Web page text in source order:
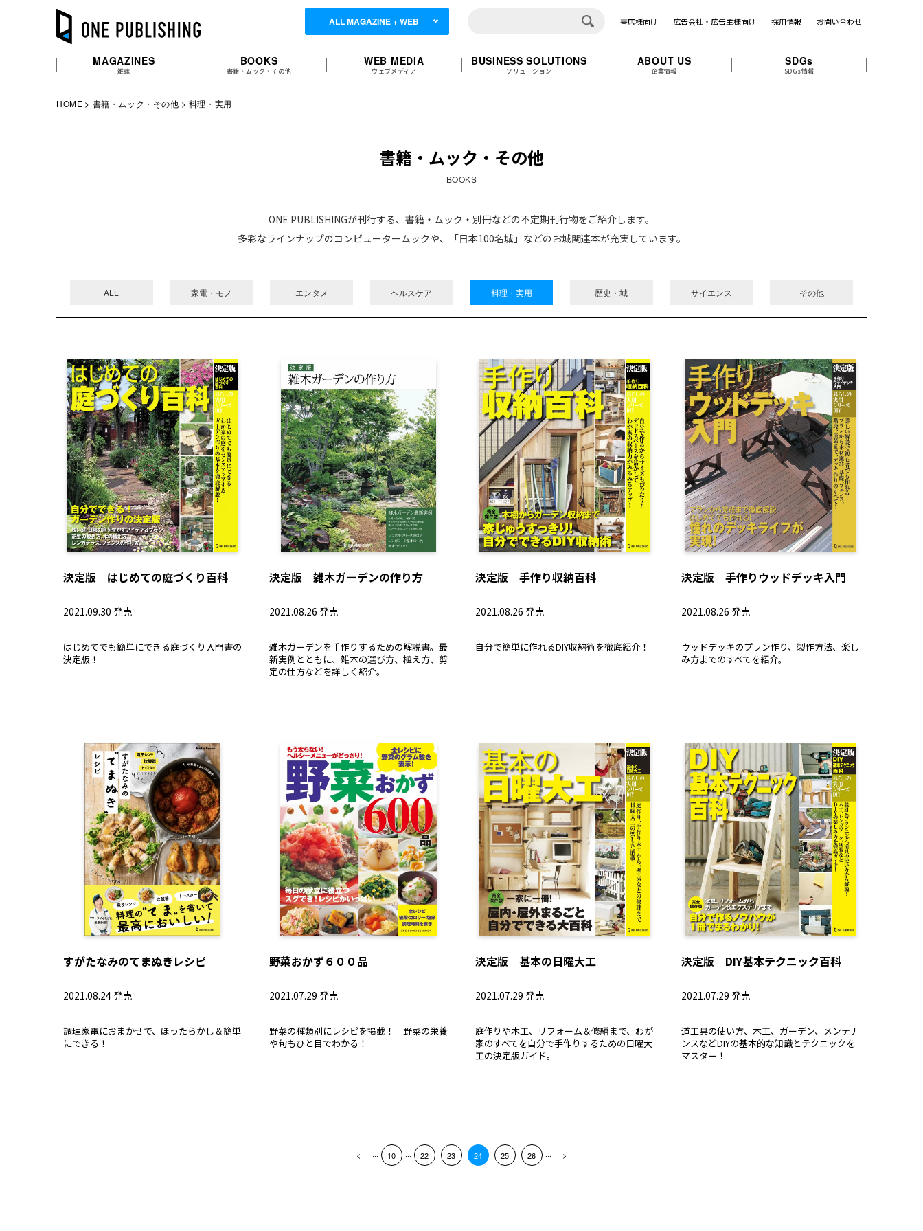
ALL MAGAZINE + WEB 書店様向け 広告会社・広告主様向け 採用情報 お問い合わせ
MAGAZINES
雑誌
BOOKS
書籍・ムック・その他
WEB MEDIA
ウェブメディア
BUSINESS SOLUTIONS
ソリューション
ABOUT US
企業情報
SDGs
SDGs情報
HOME 書籍・ムック・その他 料理・実用
書籍・ムック・その他
BOOKS
ONE PUBLISHINGが刊行する、書籍・ムック・別冊などの不定期刊行物をご紹介します。
多彩なラインナップのコンピュータームックや、「日本100名城」などのお城関連本が充実しています。
ALL 家電・モノ エンタメ ヘルスケア 料理・実用 歴史・城 サイエンス その他
決定版 はじめての庭づくり百科
2021.09.30 発売
はじめてでも簡単にできる庭づくり入門書の
決定版！
決定版 雑木ガーデンの作り方
2021.08.26 発売
雑木ガーデンを手作りするための解説書。最
新実例とともに、雑木の選び方、植え方、剪
定の仕方などを詳しく紹介。
決定版 手作り収納百科
2021.08.26 発売
自分で簡単に作れるDIY収納術を徹底紹介！
決定版 手作りウッドデッキ入門
2021.08.26 発売
ウッドデッキのプラン作り、製作方法、楽し
み方までのすべてを紹介。
すがたなみのてまぬきレシピ
2021.08.24 発売
調理家電におまかせで、ほったらかし＆簡単
にできる！
野菜おかず６００品
2021.07.29 発売
野菜の種類別にレシピを掲載！ 野菜の栄養
や旬もひと目でわかる！
決定版 基本の日曜大工
2021.07.29 発売
庭作りや木工、リフォーム＆修繕まで、わが
家のすべてを自分で手作りするための日曜大
工の決定版ガイド。
決定版 DIY基本テクニック百科
2021.07.29 発売
道工具の使い方、木工、ガーデン、メンテナ
ンスなどDIYの基本的な知識とテクニックを
マスター！
... 10 ... 22 23 24 25 26 ...